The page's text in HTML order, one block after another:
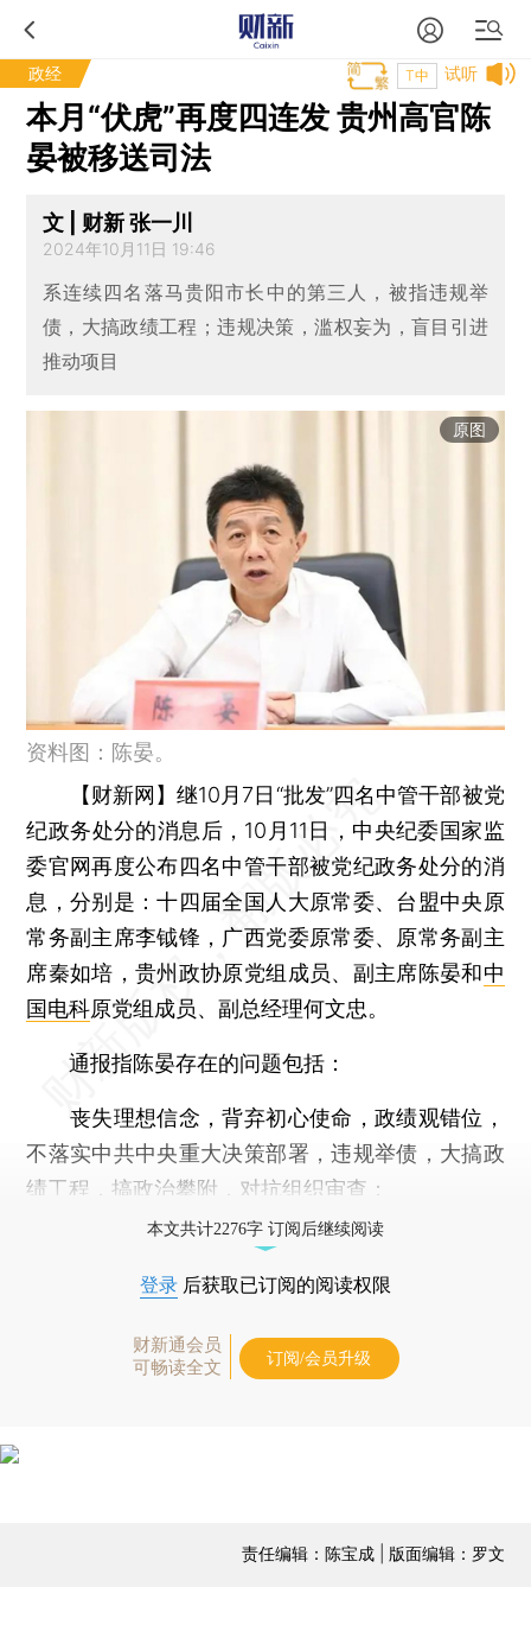
政经 试听
T中
本月“伏虎”再度四连发 贵州高官陈
晏被移送司法
文 | 财新 张一川
2024年10月11日 19:46
系连续四名落马贵阳市长中的第三人，被指违规举
债，大搞政绩工程；违规决策，滥权妄为，盲目引进
推动项目
原图
资料图：陈晏。
【财新网】继10月7日“批发”四名中管干部被党
纪政务处分的消息后，10月11日，中央纪委国家监
委官网再度公布四名中管干部被党纪政务处分的消
息，分别是：十四届全国人大原常委、台盟中央原
常务副主席李钺锋，广西党委原常委、原常务副主
席秦如培，贵州政协原党组成员、副主席陈晏和中
国电科原党组成员、副总经理何文忠。
通报指陈晏存在的问题包括：
丧失理想信念，背弃初心使命，政绩观错位，
不落实中共中央重大决策部署，违规举债，大搞政
绩工程，搞政治攀附，对抗组织审查；
本文共计2276字 订阅后继续阅读
登录 后获取已订阅的阅读权限
财新通会员
可畅读全文
订阅/会员升级
责任编辑：陈宝成 | 版面编辑：罗文